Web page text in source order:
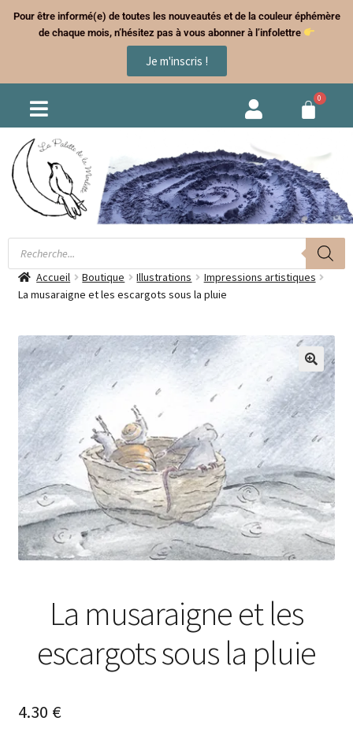
Pour être informé(e) de toutes les nouveautés et de la couleur éphémère
de chaque mois, n’hésitez pas à vous abonner à l’infolettre
Je m'inscris !
Accueil Boutique Illustrations
Impressions artistiques
La musaraigne et les escargots sous la pluie
🔍
La musaraigne et les
escargots sous la pluie
4.30 €